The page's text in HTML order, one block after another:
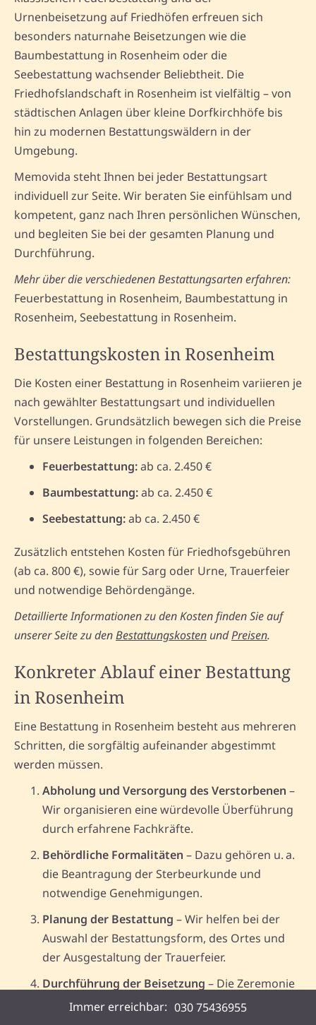
Urnenbeisetzung auf Friedhöfen erfreuen sich
besonders naturnahe Beisetzungen wie die
Baumbestattung in Rosenheim oder die
Seebestattung wachsender Beliebtheit. Die
Friedhofslandschaft in Rosenheim ist vielfältig – von
städtischen Anlagen über kleine Dorfkirchhöfe bis
hin zu modernen Bestattungswäldern in der
Umgebung.
Memovida steht Ihnen bei jeder Bestattungsart
individuell zur Seite. Wir beraten Sie einfühlsam und
kompetent, ganz nach Ihren persönlichen Wünschen,
und begleiten Sie bei der gesamten Planung und
Durchführung.
Mehr über die verschiedenen Bestattungsarten erfahren:
Feuerbestattung in Rosenheim, Baumbestattung in
Rosenheim, Seebestattung in Rosenheim.
Bestattungskosten in Rosenheim
Die Kosten einer Bestattung in Rosenheim variieren je
nach gewählter Bestattungsart und individuellen
Vorstellungen. Grundsätzlich bewegen sich die Preise
für unsere Leistungen in folgenden Bereichen:
Feuerbestattung:ab ca. 2.450 €
Baumbestattung:ab ca. 2.450 €
Seebestattung:ab ca. 2.450 €
Zusätzlich entstehen Kosten für Friedhofsgebühren
(ab ca. 800 €), sowie für Sarg oder Urne, Trauerfeier
und notwendige Behördengänge.
Detaillierte Informationen zu den Kosten finden Sie auf
unserer Seite zu denBestattungskosten undPreisen.
Konkreter Ablauf einer Bestattung
in Rosenheim
Eine Bestattung in Rosenheim besteht aus mehreren
Schritten, die sorgfältig aufeinander abgestimmt
werden müssen.
Abholung und Versorgung des Verstorbenen –
Wir organisieren eine würdevolle Überführung
durch erfahrene Fachkräfte.
Behördliche Formalitäten – Dazu gehören u. a.
die Beantragung der Sterbeurkunde und
notwendige Genehmigungen.
Planung der Bestattung – Wir helfen bei der
Auswahl der Bestattungsform, des Ortes und
der Ausgestaltung der Trauerfeier.
Durchführung der Beisetzung – Die Zeremonie
erfolgt in enger Abstimmung mit den
Immer erreichbar: 030 75436955